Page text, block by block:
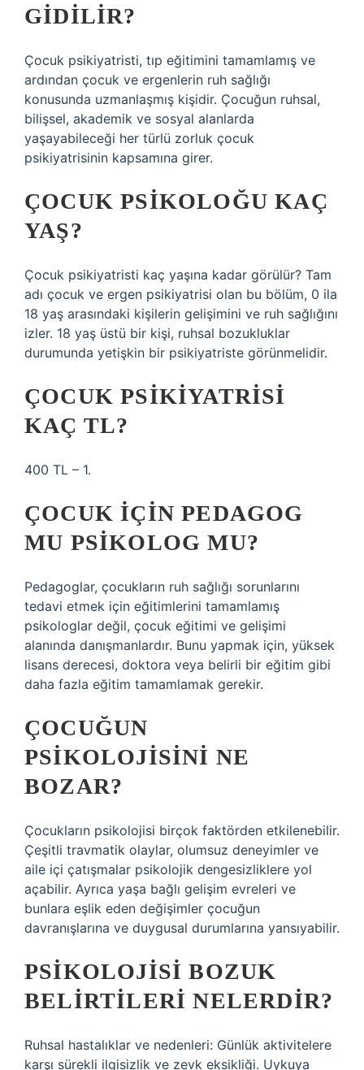
GIDILIR?
Çocuk psikiyatristi, tıp eğitimini tamamlamış ve
ardından çocuk ve ergenlerin ruh sağlığı
konusunda uzmanlaşmış kişidir. Çocuğun ruhsal,
bilişsel, akademik ve sosyal alanlarda
yaşayabileceği her türlü zorluk çocuk
psikiyatrisinin kapsamına girer.
ÇOCUK PSIKOLOĞU KAÇ
YAŞ?
Çocuk psikiyatristi kaç yaşına kadar görülür? Tam
adı çocuk ve ergen psikiyatrisi olan bu bölüm, 0 ila
18 yaş arasındaki kişilerin gelişimini ve ruh sağlığını
izler. 18 yaş üstü bir kişi, ruhsal bozukluklar
durumunda yetişkin bir psikiyatriste görünmelidir.
ÇOCUK PSIKIYATRISI
KAÇ TL?
400 TL – 1.
ÇOCUK IÇIN PEDAGOG
MU PSIKOLOG MU?
Pedagoglar, çocukların ruh sağlığı sorunlarını
tedavi etmek için eğitimlerini tamamlamış
psikologlar değil, çocuk eğitimi ve gelişimi
alanında danışmanlardır. Bunu yapmak için, yüksek
lisans derecesi, doktora veya belirli bir eğitim gibi
daha fazla eğitim tamamlamak gerekir.
ÇOCUĞUN
PSIKOLOJISINI NE
BOZAR?
Çocukların psikolojisi birçok faktörden etkilenebilir.
Çeşitli travmatik olaylar, olumsuz deneyimler ve
aile içi çatışmalar psikolojik dengesizliklere yol
açabilir. Ayrıca yaşa bağlı gelişim evreleri ve
bunlara eşlik eden değişimler çocuğun
davranışlarına ve duygusal durumlarına yansıyabilir.
PSIKOLOJISI BOZUK
BELIRTILERI NELERDIR?
Ruhsal hastalıklar ve nedenleri: Günlük aktivitelere
karşı sürekli ilgisizlik ve zevk eksikliği. Uykuya